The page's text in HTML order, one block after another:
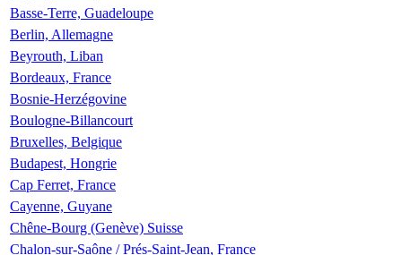
Basse-Terre, Guadeloupe
Berlin, Allemagne
Beyrouth, Liban
Bordeaux, France
Bosnie-Herzégovine
Boulogne-Billancourt
Bruxelles, Belgique
Budapest, Hongrie
Cap Ferret, France
Cayenne, Guyane
Chêne-Bourg (Genève) Suisse
Chalon-sur-Saône / Prés-Saint-Jean, France